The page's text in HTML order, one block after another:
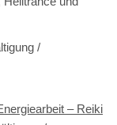
/
– Reiki